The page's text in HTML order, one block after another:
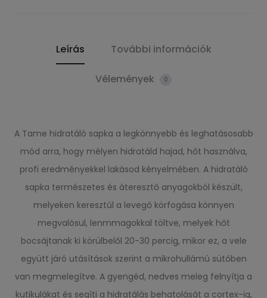
Leírás További információk
Vélemények 0
A Tame hidratáló sapka a legkönnyebb és leghatásosabb
mód arra, hogy mélyen hidratáld hajad, hőt használva,
profi eredményekkel lakásod kényelmében. A hidratáló
sapka természetes és áteresztő anyagokból készült,
melyeken keresztűl a levegő körfogása könnyen
megvalósul, lenmmagokkal töltve, melyek hőt
bocsájtanak ki körülbelől 20-30 percig, mikor ez, a vele
együtt járó utásítások szerint a mikrohullámú sütőben
van megmelegítve. A gyengéd, nedves meleg felnyítja a
kutikulákat és segíti a hidratálás behatolását a cortex-ig,